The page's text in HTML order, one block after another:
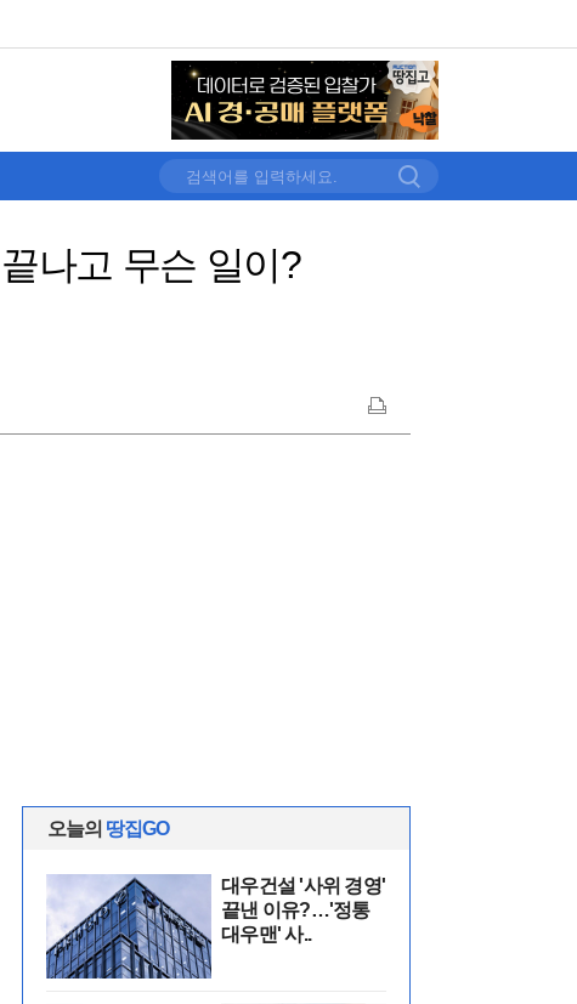
나고 무슨 일이?
오늘의 땅집GO
대우건설 '사위 경영'
끝낸 이유?…'정통
대우맨' 사..